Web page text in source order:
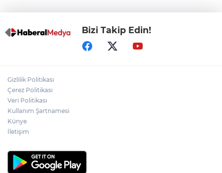
Bizi Takip Edin!
Gizlilik Politikası
Çerez Politikası
Veri Politikası
Kullanım Şartnamesi
Künye
İletişim